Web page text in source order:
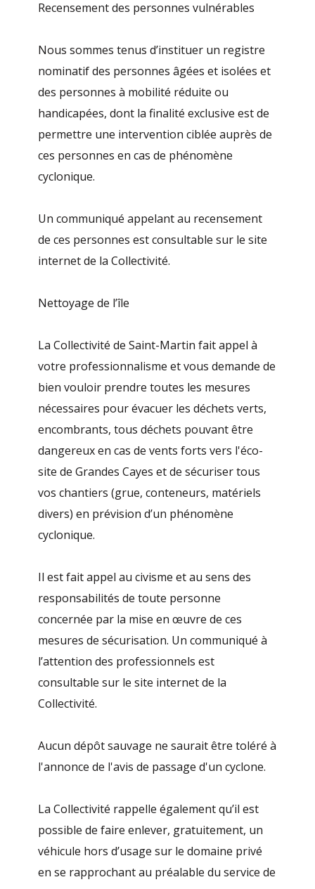
Recensement des personnes vulnérables
Nous sommes tenus d’instituer un registre
nominatif des personnes âgées et isolées et
des personnes à mobilité réduite ou
handicapées, dont la finalité exclusive est de
permettre une intervention ciblée auprès de
ces personnes en cas de phénomène
cyclonique.
Un communiqué appelant au recensement
de ces personnes est consultable sur le site
internet de la Collectivité.
Nettoyage de l’île
La Collectivité de Saint-Martin fait appel à
votre professionnalisme et vous demande de
bien vouloir prendre toutes les mesures
nécessaires pour évacuer les déchets verts,
encombrants, tous déchets pouvant être
dangereux en cas de vents forts vers l'éco-
site de Grandes Cayes et de sécuriser tous
vos chantiers (grue, conteneurs, matériels
divers) en prévision d’un phénomène
cyclonique.
Il est fait appel au civisme et au sens des
responsabilités de toute personne
concernée par la mise en œuvre de ces
mesures de sécurisation. Un communiqué à
l’attention des professionnels est
consultable sur le site internet de la
Collectivité.
Aucun dépôt sauvage ne saurait être toléré à
l'annonce de l'avis de passage d'un cyclone.
La Collectivité rappelle également qu’il est
possible de faire enlever, gratuitement, un
véhicule hors d’usage sur le domaine privé
en se rapprochant au préalable du service de